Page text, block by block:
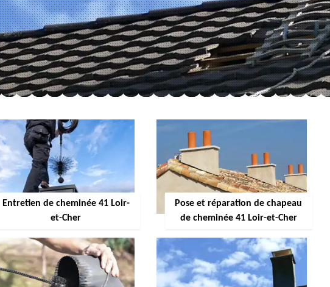
Entretien de cheminée 41 Loir-
et-Cher
Pose et réparation de chapeau
de cheminée 41 Loir-et-Cher